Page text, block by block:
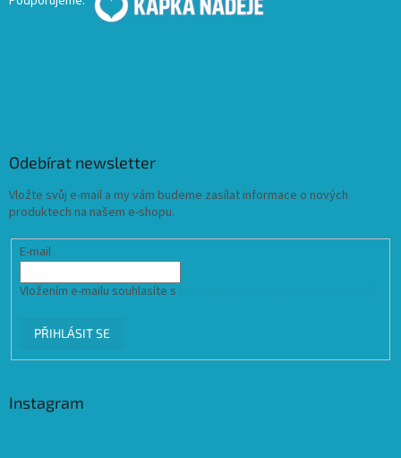
Odebírat newsletter
Vložte svůj e-mail a my vám budeme zasílat informace o nových
produktech na našem e-shopu.
E-mail
Vložením e-mailu souhlasíte s
PŘIHLÁSIT SE
Instagram